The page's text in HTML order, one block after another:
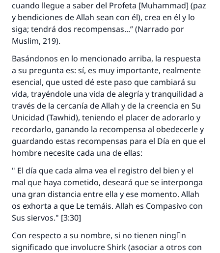
cuando llegue a saber del Profeta [Muhammad] (paz
y bendiciones de Allah sean con él), crea en él y lo
siga; tendrá dos recompensas...” (Narrado por
Muslim, 219).
Basándonos en lo mencionado arriba, la respuesta
a su pregunta es: sí, es muy importante, realmente
esencial, que usted dé este paso que cambiará su
vida, trayéndole una vida de alegría y tranquilidad a
través de la cercanía de Allah y de la creencia en Su
Unicidad (Tawhid), teniendo el placer de adorarlo y
recordarlo, ganando la recompensa al obedecerle y
guardando estas recompensas para el Día en que el
hombre necesite cada una de ellas:
" El día que cada alma vea el registro del bien y el
mal que haya cometido, deseará que se interponga
una gran distancia entre ella y ese momento. Allah
os exhorta a que Le temáis. Allah es Compasivo con
Sus siervos." [3:30]
Con respecto a su nombre, si no tienen ningْn
significado que involucre Shirk (asociar a otros con